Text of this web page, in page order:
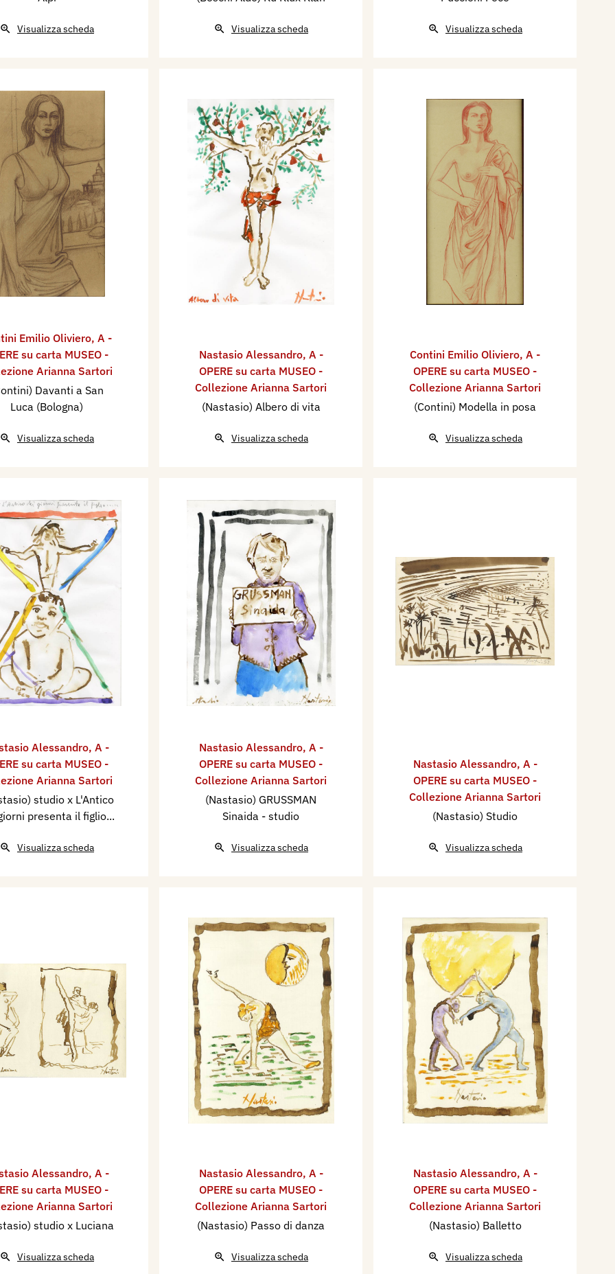
Visualizza scheda Visualizza scheda Visualizza scheda
Emilio Oliviero, A -
su carta MUSEO -
Arianna Sartori
Davanti a San
Luca (Bologna)
Visualizza scheda
Nastasio Alessandro, A -
OPERE su carta MUSEO -
Collezione Arianna Sartori
(Nastasio) Albero di vita
Visualizza scheda
Contini Emilio Oliviero, A -
OPERE su carta MUSEO -
Collezione Arianna Sartori
(Contini) Modella in posa
Visualizza scheda
Alessandro, A -
su carta MUSEO -
Arianna Sartori
studio x L'Antico
presenta il figlio...
Visualizza scheda
Nastasio Alessandro, A -
OPERE su carta MUSEO -
Collezione Arianna Sartori
(Nastasio) GRUSSMAN
Sinaida - studio
Visualizza scheda
Nastasio Alessandro, A -
OPERE su carta MUSEO -
Collezione Arianna Sartori
(Nastasio) Studio
Visualizza scheda
Alessandro, A -
su carta MUSEO -
Arianna Sartori
studio x Luciana
Visualizza scheda
Nastasio Alessandro, A -
OPERE su carta MUSEO -
Collezione Arianna Sartori
(Nastasio) Passo di danza
Visualizza scheda
Nastasio Alessandro, A -
OPERE su carta MUSEO -
Collezione Arianna Sartori
(Nastasio) Balletto
Visualizza scheda